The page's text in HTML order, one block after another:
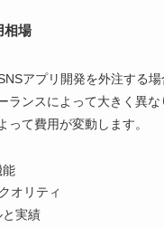
相場
アプリ開発を外注する
ランスによって大きく異な
って費用が変動します。
能
オリティ
と実績